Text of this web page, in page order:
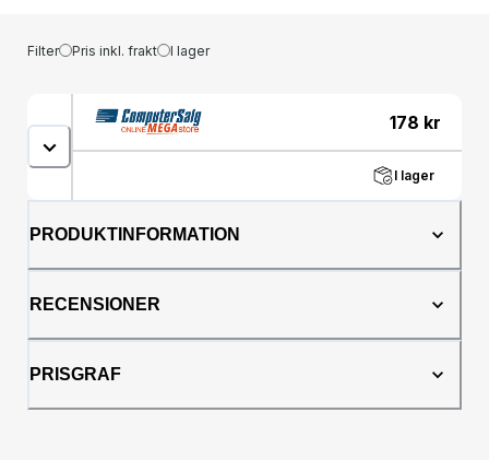
Filter Pris inkl. frakt I lager
178 kr
I lager
PRODUKTINFORMATION
RECENSIONER
PRISGRAF